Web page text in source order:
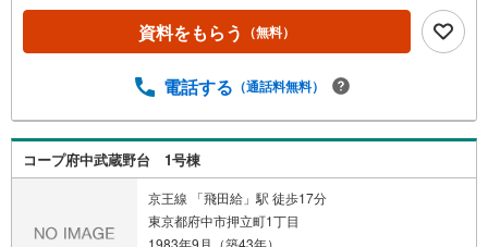
資料をもらう （無料）
電話する （通話料無料）
コープ府中武蔵野台 1号棟
京王線 「飛田給」駅 徒歩17分
東京都府中市押立町1丁目